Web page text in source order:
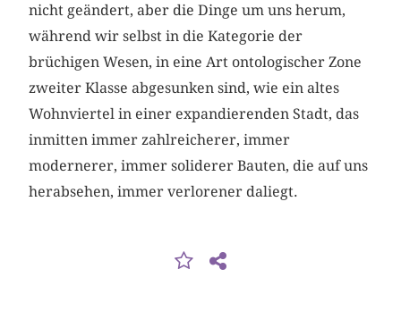
nicht geändert, aber die Dinge um uns herum,
während wir selbst in die Kategorie der
brüchigen Wesen, in eine Art ontologischer Zone
zweiter Klasse abgesunken sind, wie ein altes
Wohnviertel in einer expandierenden Stadt, das
inmitten immer zahlreicherer, immer
modernerer, immer soliderer Bauten, die auf uns
herabsehen, immer verlorener daliegt.